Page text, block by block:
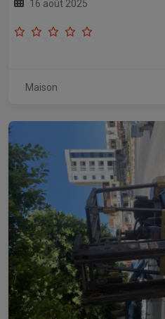
16 août 2025
Maison